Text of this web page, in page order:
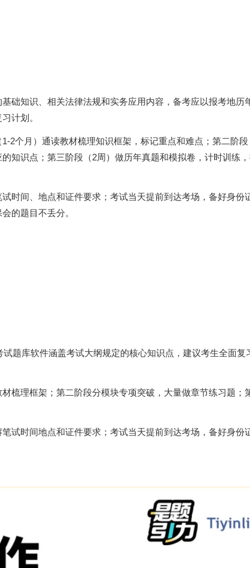
础知识、相关法律法规和实务应用内容，备考应以报考地历
计划。
2个月）通读教材梳理知识框架，标记重点和难点；第二阶段
知识点；第三阶段（2周）做历年真题和模拟卷，计时训练
时间、地点和证件要求；考试当天提前到达考场，备好身份
的题目不丢分。
试题库软件涵盖考试大纲规定的核心知识点，建议考生全面复
梳理框架；第二阶段分模块专项突破，大量做章节练习题；
试时间地点和证件要求；考试当天提前到达考场，备好身份